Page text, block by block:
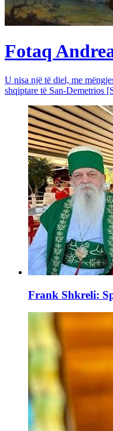
Fotaq
U nisa një të diel, me
shqiptare të San-Demetrios
Frank Shkreli: